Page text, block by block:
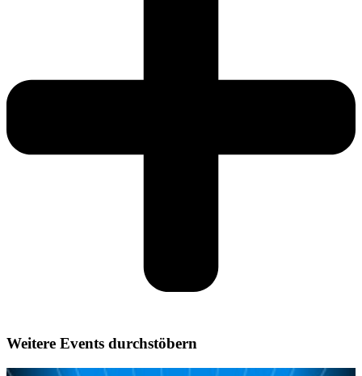
Weitere Events durchstöbern